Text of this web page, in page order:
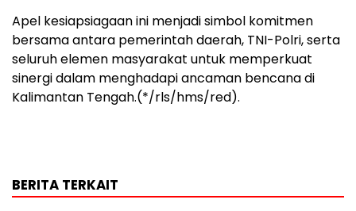
Apel kesiapsiagaan ini menjadi simbol komitmen
bersama antara pemerintah daerah, TNI-Polri, serta
seluruh elemen masyarakat untuk memperkuat
sinergi dalam menghadapi ancaman bencana di
Kalimantan Tengah.(*/rls/hms/red).
BERITA TERKAIT